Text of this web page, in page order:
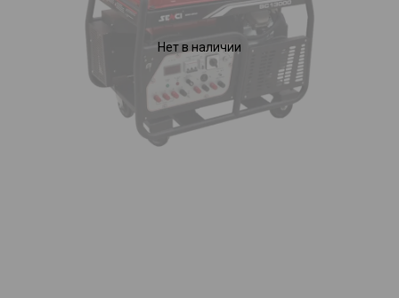
Нет в наличии